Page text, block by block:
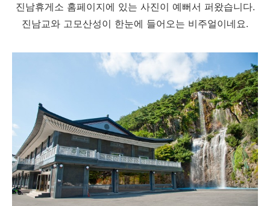
진남휴게소 홈페이지에 있는 사진이 예뻐서 퍼왔습니다.
진남교와 고모산성이 한눈에 들어오는 비주얼이네요.